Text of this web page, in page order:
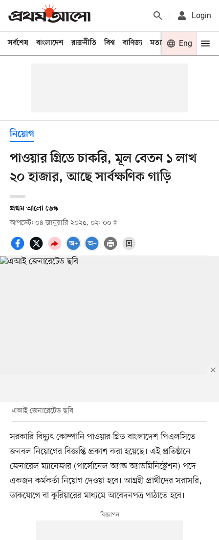
Login
সর্বশেষ বাংলাদেশ রাজনীতি বিশ্ব বাণিজ্য মতামত খেলা
Eng
নিয়োগ
পাওয়ার গ্রিডে চাকরি, মূল বেতন ১ লাখ
২০ হাজার, আছে সার্বক্ষণিক গাড়ি
প্রথম আলো ডেস্ক
আপডেট: ০৪ জানুয়ারি ২০২৫, ০২: ০০
এআই জেনারেটেড ছবি
সরকারি বিদ্যুৎ কোম্পানি পাওয়ার গ্রিড বাংলাদেশ পিএলসিতে
জনবল নিয়োগের বিজ্ঞপ্তি প্রকাশ করা হয়েছে। এই প্রতিষ্ঠানে
জেনারেল ম্যানেজার (পার্সোনেল অ্যান্ড অ্যাডমিনিস্ট্রেশন) পদে
একজন কর্মকর্তা নিয়োগ দেওয়া হবে। আগ্রহী প্রার্থীদের সরাসরি,
ডাকযোগে বা কুরিয়ারের মাধ্যমে আবেদনপত্র পাঠাতে হবে।